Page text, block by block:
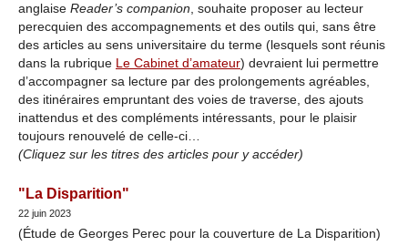
anglaise Reader’s companion , souhaite proposer au lecteur
perecquien des accompagnements et des outils qui, sans être
des articles au sens universitaire du terme (lesquels sont réunis
dans la rubrique Le Cabinet d’amateur) devraient lui permettre
d’accompagner sa lecture par des prolongements agréables,
des itinéraires empruntant des voies de traverse, des ajouts
inattendus et des compléments intéressants, pour le plaisir
toujours renouvelé de celle-ci…
(Cliquez sur les titres des articles pour y accéder)
"La Disparition"
22 juin 2023
(Étude de Georges Perec pour la couverture de La Disparition)